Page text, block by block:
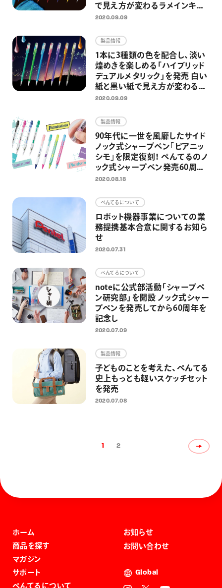
で見え方が変わるラメインキを
搭載
2020.09.09
製品情報
1本に3種類の色を配合し、淡い
煌めきを楽しめる「ハイブリッド
デュアルメタリック」を発売 白い
紙と黒い紙で見え方が変わるラ
メペンの限定カラー
2020.09.09
製品情報
90年代に一世を風靡したサイド
ノック式シャープペン｢ピアニッ
シモ｣を限定復刻！ ぺんてるのノ
ック式シャープペン発売60周年
企画の第一弾として
2020.08.18
ぺんてるについて
ロボット機器事業についての業
務提携基本合意に関するお知ら
せ
2020.07.31
ぺんてるについて
noteに公式部活動「シャープペ
ン研究部」を開設 ノック式シャー
プペンを発売してから60周年を
記念し
2020.07.09
製品情報
子どものことを考えた、ぺんてる
史上もっとも軽いスケッチセット
を発売
2020.07.08
1 2
ホーム
商品を探す
マガジン
サポート
ぺんてるについて
お知らせ
お問い合わせ
Global